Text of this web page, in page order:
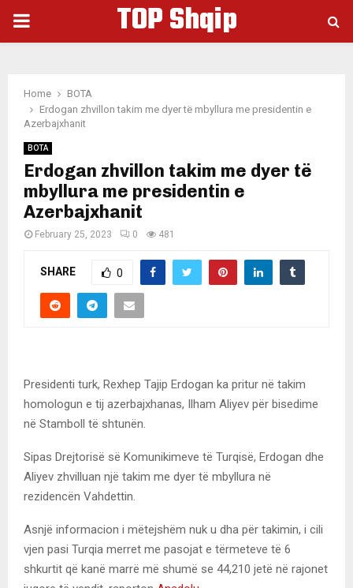
PRIMARY
TOP Shqip
Home
BOTA
Erdogan zhvillon takim me dyer të mbyllura me presidentin e
Azerbajxhanit
BOTA
Erdogan zhvillon takim me dyer të
mbyllura me presidentin e
Azerbajxhanit
February 25, 2023 0 481
SHARE 0
Presidenti turk, Rexhep Tajip Erdogan ka pritur në takim
homologun e tij azerbajxhanas, Ilham Aliyev për bisedime
në Stamboll të shtunën.
Sipas Drejtorisë së Komunikimeve të Turqisë, Erdogan dhe
Aliyev zhvilluan një takim me dyer të mbyllura në
rezidencën Vahdettin.
Asnjë informacion i mëtejshëm nuk u dha për takimin, i cili
vjen pasi Turqia merret me pasojat e tërmeteve të 6
shkurtit që kanë marrë më shumë se 44,210 jetë në rajonet